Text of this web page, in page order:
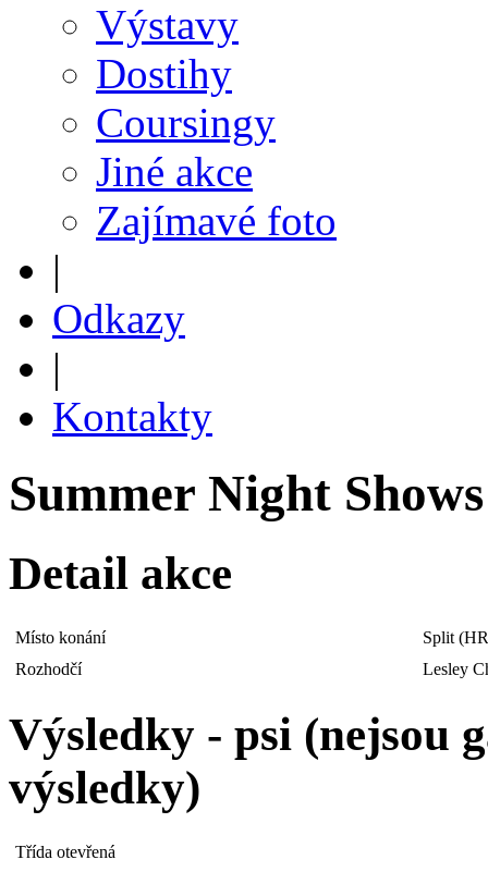
Výstavy
Dostihy
Coursingy
Jiné akce
Zajímavé foto
|
Odkazy
|
Kontakty
Summer Night
Detail akce
Místo konání
Split
Rozhodčí
Lesley
Výsledky - psi (nejsou
výsledky)
Třída otevřená